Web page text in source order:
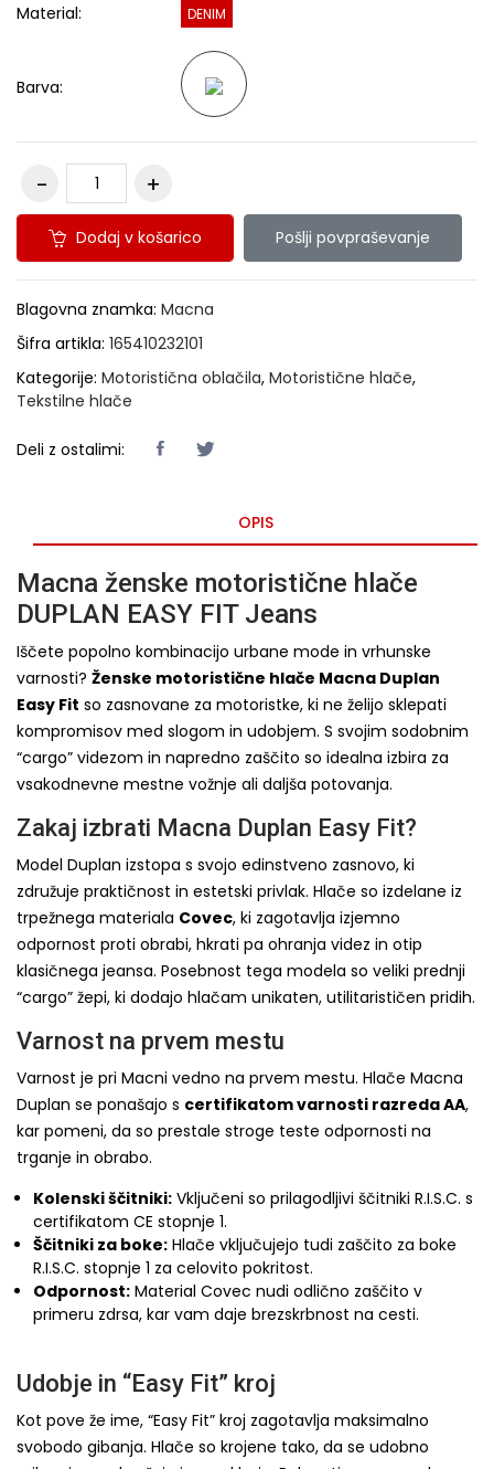
Material: DENIM
Barva:
Dodaj v košarico Pošlji povpraševanje
Blagovna znamka: Macna
Šifra artikla: 165410232101
Kategorije: Motoristična oblačila, Motoristične hlače,
Tekstilne hlače
Deli z ostalimi:
OPIS
Macna ženske motoristične hlače
DUPLAN EASY FIT Jeans
Iščete popolno kombinacijo urbane mode in vrhunske
varnosti? Ženske motoristične hlače Macna Duplan
Easy Fit so zasnovane za motoristke, ki ne želijo sklepati
kompromisov med slogom in udobjem. S svojim sodobnim
“cargo” videzom in napredno zaščito so idealna izbira za
vsakodnevne mestne vožnje ali daljša potovanja.
Zakaj izbrati Macna Duplan Easy Fit?
Model Duplan izstopa s svojo edinstveno zasnovo, ki
združuje praktičnost in estetski privlak. Hlače so izdelane iz
trpežnega materiala Covec, ki zagotavlja izjemno
odpornost proti obrabi, hkrati pa ohranja videz in otip
klasičnega jeansa. Posebnost tega modela so veliki prednji
“cargo” žepi, ki dodajo hlačam unikaten, utilitarističen pridih.
Varnost na prvem mestu
Varnost je pri Macni vedno na prvem mestu. Hlače Macna
Duplan se ponašajo s certifikatom varnosti razreda AA,
kar pomeni, da so prestale stroge teste odpornosti na
trganje in obrabo.
Kolenski ščitniki: Vključeni so prilagodljivi ščitniki R.I.S.C. s
certifikatom CE stopnje 1.
Ščitniki za boke: Hlače vključujejo tudi zaščito za boke
R.I.S.C. stopnje 1 za celovito pokritost.
Odpornost: Material Covec nudi odlično zaščito v
primeru zdrsa, kar vam daje brezskrbnost na cesti.
Udobje in “Easy Fit” kroj
Kot pove že ime, “Easy Fit” kroj zagotavlja maksimalno
svobodo gibanja. Hlače so krojene tako, da se udobno